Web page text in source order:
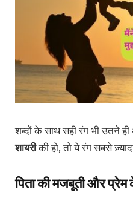
शब्दों के साथ सही रंग भी उतने
शायरीकी हो, तो ये रंग सबसे
पिता की मजबूती और प्रेम